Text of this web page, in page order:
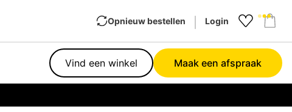
Opnieuw bestellen Login
Vind een winkel Maak een afspraak